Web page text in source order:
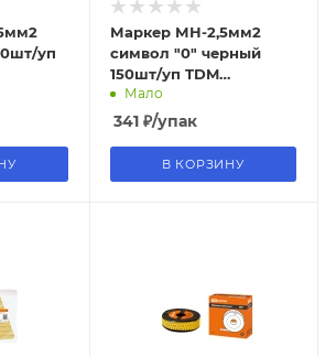
уп
Маркер МН-2,5мм2
символ "0" черный
150шт/уп TDM
(10/120уп)
Мало
341₽/упак
В КОРЗИНУ